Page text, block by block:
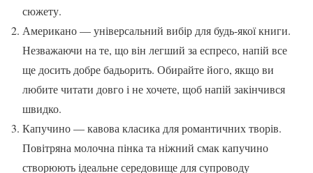
сюжету.
Американо — універсальний вибір для будь-якої книги.
Незважаючи на те, що він легший за еспресо, напій все
ще досить добре бадьорить. Обирайте його, якщо ви
любите читати довго і не хочете, щоб напій закінчився
швидко.
Капучино — кавова класика для романтичних творів.
Повітряна молочна пінка та ніжний смак капучино
створюють ідеальне середовище для супроводу